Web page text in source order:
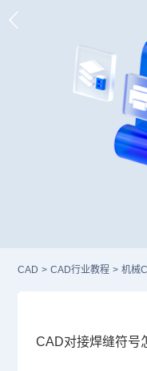
CAD > CAD行业教程 > 机械
CAD对接焊缝符号